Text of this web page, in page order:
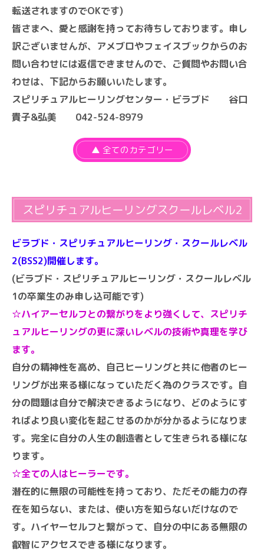
転送されますのでOKです)
皆さまへ、愛と感謝を持ってお待ちしております。申し
訳ございませんが、アメブロやフェイスブックからのお
問い合わせには返信できませんので、ご質問やお問い合
わせは、下記からお願いいたします。
スピリチュアルヒーリングセンター・ビラブド 谷口
貴子&弘美 042-524-8979
▲ 全てのカテゴリー
スピリチュアルヒーリングスクールレベル2
ビラブド・スピリチュアルヒーリング・スクールレベル
2(BSS2)開催します。
(ビラブド・スピリチュアルヒーリング・スクールレベル
1の卒業生のみ申し込可能です)
☆ハイアーセルフとの繋がりをより強くして、スピリチ
ュアルヒーリングの更に深いレベルの技術や真理を学び
ます。
自分の精神性を高め、自己ヒーリングと共に他者のヒー
リングが出来る様になっていただく為のクラスです。自
分の問題は自分で解決できるようになり、どのようにす
ればより良い変化を起こせるのかが分かるようになりま
す。完全に自分の人生の創造者として生きられる様にな
ります。
☆全ての人はヒーラーです。
潜在的に無限の可能性を持っており、ただその能力の存
在を知らない、または、使い方を知らないだけなので
す。ハイヤーセルフと繋がって、自分の中にある無限の
叡智にアクセスできる様になります。